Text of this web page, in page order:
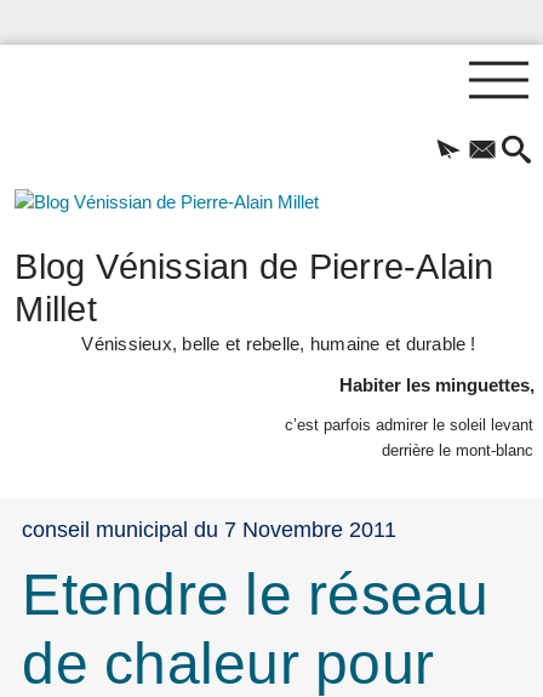
Blog Vénissian de Pierre-Alain
Millet
Vénissieux, belle et rebelle, humaine et durable !
Habiter les minguettes,
c’est parfois admirer le soleil levant
derrière le mont-blanc
conseil municipal du 7 Novembre 2011
Etendre le réseau
de chaleur pour